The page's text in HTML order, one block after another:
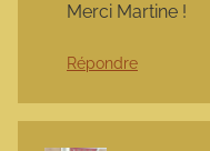
Merci Martine !
Répondre